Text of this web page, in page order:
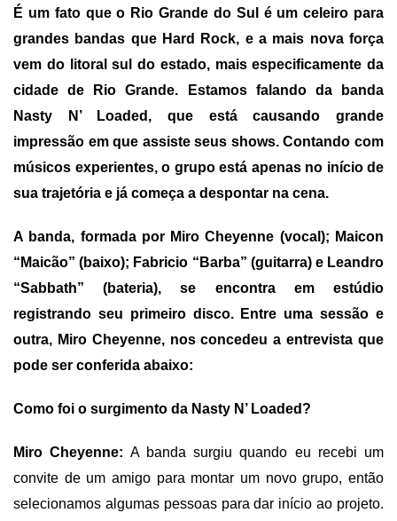
É um fato que o Rio Grande do Sul é um celeiro para
grandes bandas que Hard Rock, e a mais nova força
vem do litoral sul do estado, mais especificamente da
cidade de Rio Grande.
Estamos falando da banda
Nasty N’ Loaded, que está causando grande
impressão em que assiste seus shows. Contando com
músicos experientes, o grupo está apenas no início de
sua trajetória e já começa a despontar na cena.
A banda, formada por Miro Cheyenne (vocal); Maicon
“Maicão” (baixo); Fabricio “Barba” (guitarra) e Leandro
“Sabbath” (bateria), se encontra em estúdio
registrando seu primeiro disco. Entre uma sessão e
outra, Miro Cheyenne, nos concedeu a entrevista que
pode ser conferida abaixo:
Como foi o surgimento da Nasty N’ Loaded?
Miro Cheyenne: A banda surgiu quando eu recebi um
convite de um amigo para montar um novo grupo, então
selecionamos algumas pessoas para dar início ao projeto.